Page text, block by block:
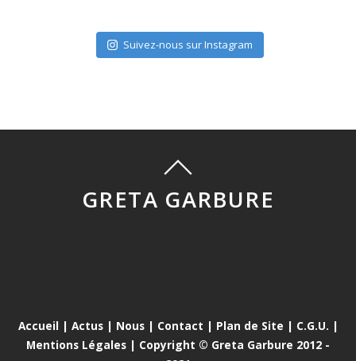
Suivez-nous sur Instagram
GRETA GARBURE
Accueil | Actus| Nous| Contact | Plan de Site | C.G.U. |
Mentions Légales | Copyright © Greta Garbure 2012 -